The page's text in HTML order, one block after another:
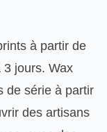
à partir de
3 jours. Wax
de série à partir
des artisans